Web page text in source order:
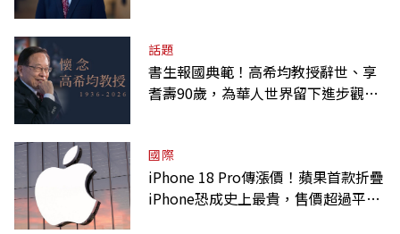
話題
書生報國典範！高希均教授辭世、享
耆壽90歲，為華人世界留下進步觀念
國際
iPhone 18 Pro傳漲價！蘋果首款折疊
iPhone恐成史上最貴，售價超過平均